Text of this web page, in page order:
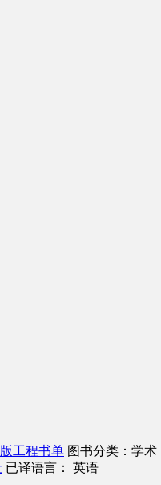
工程书单 图书分类：学术
已译语言： 英语